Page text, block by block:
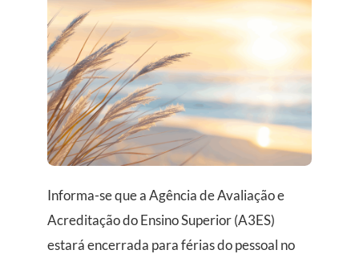
Informa-se que a Agência de Avaliação e
Acreditação do Ensino Superior (A3ES)
estará encerrada para férias do pessoal no